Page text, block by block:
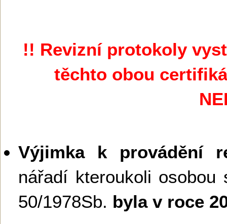
!! Revizní protokoly
těchto obou
Výjimka k provádění
nářadí kteroukoli
50/1978Sb. byla v roce